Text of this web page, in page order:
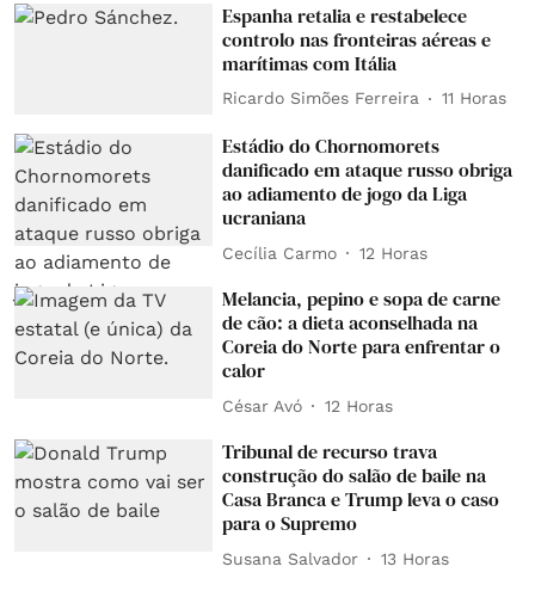
Espanha retalia e restabelece
controlo nas fronteiras aéreas e
marítimas com Itália
Ricardo Simões Ferreira 11 Horas
Estádio do Chornomorets
danificado em ataque russo obriga
ao adiamento de jogo da Liga
ucraniana
Cecília Carmo 12 Horas
Melancia, pepino e sopa de carne
de cão: a dieta aconselhada na
Coreia do Norte para enfrentar o
calor
César Avó 12 Horas
Tribunal de recurso trava
construção do salão de baile na
Casa Branca e Trump leva o caso
para o Supremo
Susana Salvador 13 Horas